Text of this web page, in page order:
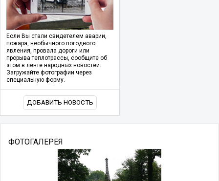
Если Вы стали свидетелем аварии,
пожара, необычного погодного
явления, провала дороги или
прорыва теплотрассы, сообщите об
этом в ленте народных новостей.
Загружайте фотографии через
специальную форму.
ДОБАВИТЬ НОВОСТЬ
ФОТОГАЛЕРЕЯ